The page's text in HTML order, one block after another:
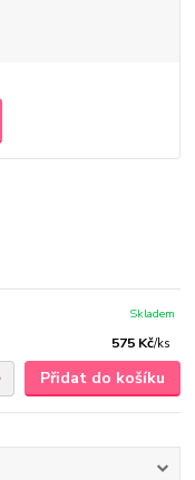
575 Kč/ks
Skladem
Přidat do košíku